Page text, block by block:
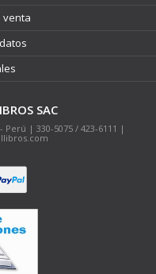
venta
SAC
Perú | 330-5075 / 423-6111 |